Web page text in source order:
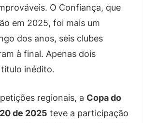
O Confiança, que
em 2025, foi mais um
dos anos, seis clubes
à final. Apenas dois
inédito.
regionais, a Copa do
de 2025 teve a participação